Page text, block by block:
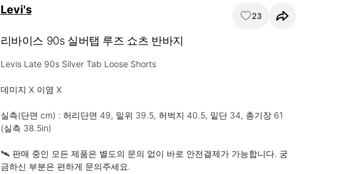
Levi's 23
리바이스 90s 실버탭 루즈 쇼츠 반바지
Levis Late 90s Silver Tab Loose Shorts
데미지 X 이염 X
실측(단면 cm) : 허리단면 49, 밑위 39.5, 허벅지 40.5, 밑단 34, 총기장 61
(실측 38.5in)
🛰️ 판매 중인 모든 제품은 별도의 문의 없이 바로 안전결제가 가능합니다. 궁
금하신 부분은 편하게 문의주세요.